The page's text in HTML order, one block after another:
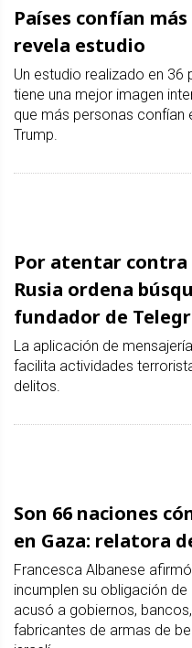
Países confían
revela estudio
Un estudio realizado en 36
tiene una mejor imagen
que más personas confían
Trump.
Por atentar contra
Rusia ordena
fundador de
La aplicación de
facilita actividades
delitos.
Son 66 naciones
en Gaza: relatora
Francesca Albanese
incumplen su obligación
acusó a gobiernos,
fabricantes de armas de